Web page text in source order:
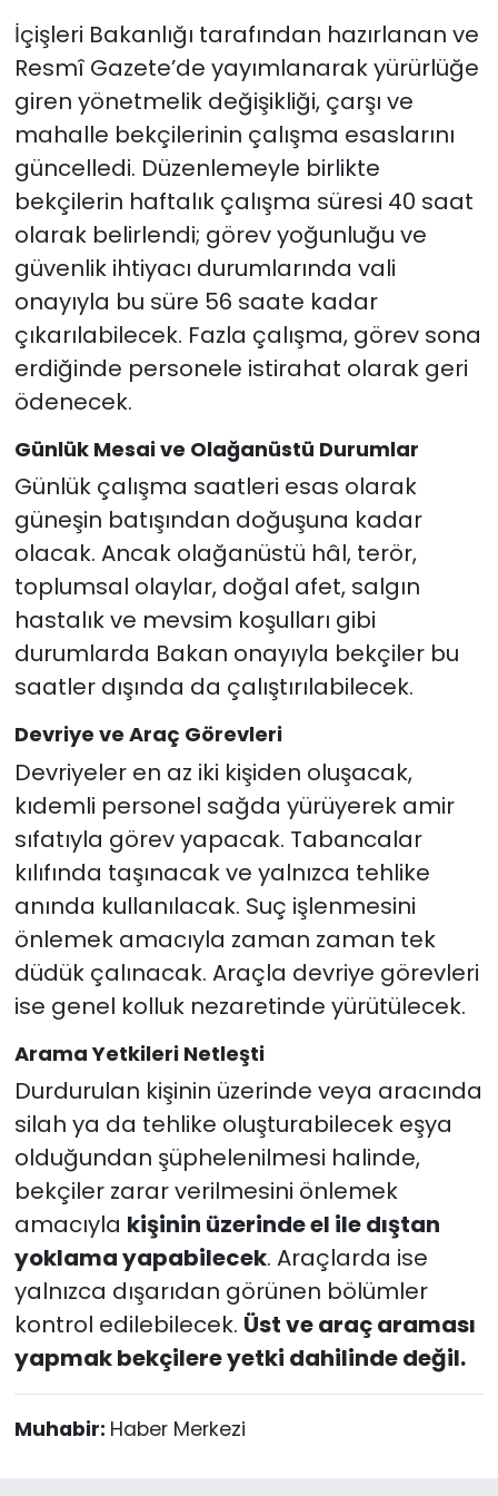
İçişleri Bakanlığı tarafından hazırlanan ve
Resmî Gazete’de yayımlanarak yürürlüğe
giren yönetmelik değişikliği, çarşı ve
mahalle bekçilerinin çalışma esaslarını
güncelledi. Düzenlemeyle birlikte
bekçilerin haftalık çalışma süresi 40 saat
olarak belirlendi; görev yoğunluğu ve
güvenlik ihtiyacı durumlarında vali
onayıyla bu süre 56 saate kadar
çıkarılabilecek. Fazla çalışma, görev sona
erdiğinde personele istirahat olarak geri
ödenecek.
Günlük Mesai ve Olağanüstü Durumlar
Günlük çalışma saatleri esas olarak
güneşin batışından doğuşuna kadar
olacak. Ancak olağanüstü hâl, terör,
toplumsal olaylar, doğal afet, salgın
hastalık ve mevsim koşulları gibi
durumlarda Bakan onayıyla bekçiler bu
saatler dışında da çalıştırılabilecek.
Devriye ve Araç Görevleri
Devriyeler en az iki kişiden oluşacak,
kıdemli personel sağda yürüyerek amir
sıfatıyla görev yapacak. Tabancalar
kılıfında taşınacak ve yalnızca tehlike
anında kullanılacak. Suç işlenmesini
önlemek amacıyla zaman zaman tek
düdük çalınacak. Araçla devriye görevleri
ise genel kolluk nezaretinde yürütülecek.
Arama Yetkileri Netleşti
Durdurulan kişinin üzerinde veya aracında
silah ya da tehlike oluşturabilecek eşya
olduğundan şüphelenilmesi halinde,
bekçiler zarar verilmesini önlemek
amacıyla kişinin üzerinde el ile dıştan
yoklama yapabilecek. Araçlarda ise
yalnızca dışarıdan görünen bölümler
kontrol edilebilecek. Üst ve araç araması
yapmak bekçilere yetki dahilinde değil.
Muhabir: Haber Merkezi